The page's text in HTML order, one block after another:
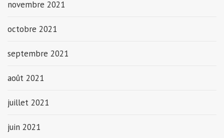
novembre 2021
octobre 2021
septembre 2021
août 2021
juillet 2021
juin 2021